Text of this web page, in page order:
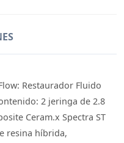
Restaurador Fluido
2 jeringa de 2.8
Ceram.x Spectra ST
resina híbrida,